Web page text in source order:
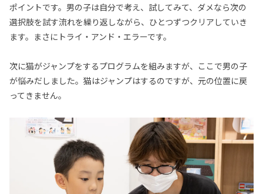
ポイントです。男の子は自分で考え、試してみて、ダメなら次の
選択肢を試す流れを繰り返しながら、ひとつずつクリアしていき
ます。まさにトライ・アンド・エラーです。
次に猫がジャンプをするプログラムを組みますが、ここで男の子
が悩みだしました。猫はジャンプはするのですが、元の位置に戻
ってきません。